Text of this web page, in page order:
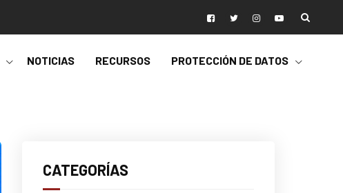
NOTICIAS RECURSOS PROTECCIÓN DE DATOS
CATEGORÍAS